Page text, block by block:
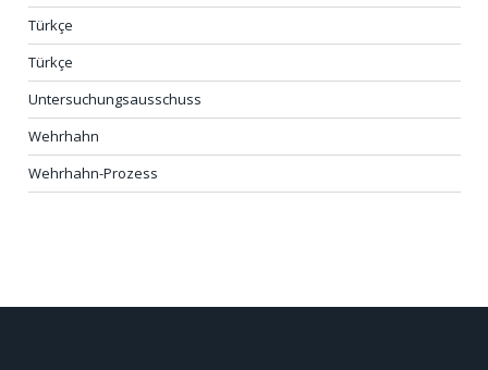
Türkçe
Türkçe
Untersuchungsausschuss
Wehrhahn
Wehrhahn-Prozess